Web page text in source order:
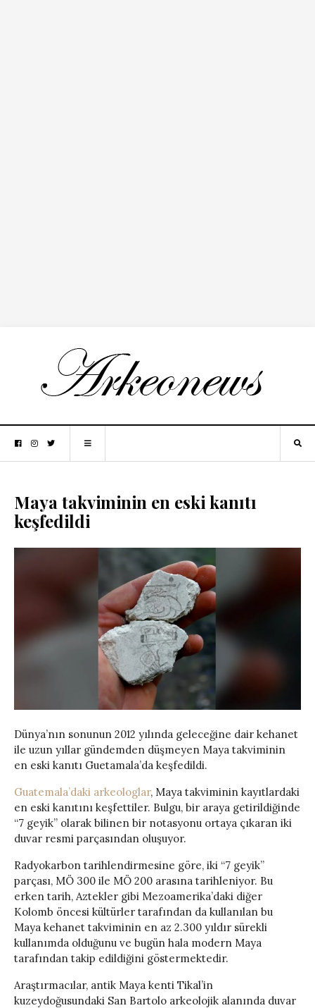
Maya takviminin en eski kanıtı
keşfedildi
Dünya’nın sonunun 2012 yılında geleceğine dair kehanet
ile uzun yıllar gündemden düşmeyen Maya takviminin
en eski kanıtı Guetamala’da keşfedildi.
Guatemala’daki arkeologlar, Maya takviminin kayıtlardaki
en eski kanıtını keşfettiler. Bulgu, bir araya getirildiğinde
“7 geyik” olarak bilinen bir notasyonu ortaya çıkaran iki
duvar resmi parçasından oluşuyor.
Radyokarbon tarihlendirmesine göre, iki “7 geyik”
parçası, MÖ 300 ile MÖ 200 arasına tarihleniyor. Bu
erken tarih, Aztekler gibi Mezoamerika’daki diğer
Kolomb öncesi kültürler tarafından da kullanılan bu
Maya kehanet takviminin en az 2.300 yıldır sürekli
kullanımda olduğunu ve bugün hala modern Maya
tarafından takip edildiğini göstermektedir.
Araştırmacılar, antik Maya kenti Tikal’in
kuzeydoğusundaki San Bartolo arkeolojik alanında duvar